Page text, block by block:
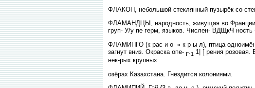
ФЛАКОН, небольшой стеклянный пузырёк со
ФЛАМАНДЦЫ, народность, живущая во Франции,
груп- У/у пе герм, языков. Числен- ВДЩкЧ
ФЛАМИНГО (к рас и о- « к р ы л), птица
загнут вниз. Окраска опе- Г 1 1| [ рения
нек-рых крупных
озёрах Казахстана. Гнездится колониями.